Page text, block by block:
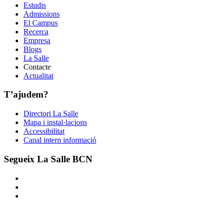
Estudis
Admissions
El Campus
Recerca
Empresa
Blogs
La Salle
Contacte
Actualitat
T’ajudem?
Directori La Salle
Mapa i instal·lacions
Accessibilitat
Canal intern informació
Segueix La Salle BCN